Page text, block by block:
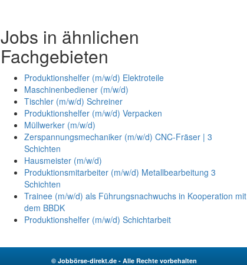
Jobs in ähnlichen
Fachgebieten
Produktionshelfer (m/w/d) Elektroteile
Maschinenbediener (m/w/d)
Tischler (m/w/d) Schreiner
Produktionshelfer (m/w/d) Verpacken
Müllwerker (m/w/d)
Zerspannungsmechaniker (m/w/d) CNC-Fräser | 3
Schichten
Hausmeister (m/w/d)
Produktionsmitarbeiter (m/w/d) Metallbearbeitung 3
Schichten
Trainee (m/w/d) als Führungsnachwuchs in Kooperation mit
dem BBDK
Produktionshelfer (m/w/d) Schichtarbeit
© Jobbörse-direkt.de - Alle Rechte vorbehalten